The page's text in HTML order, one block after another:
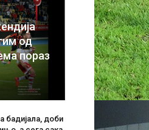
од
пораз
бадијала, доби